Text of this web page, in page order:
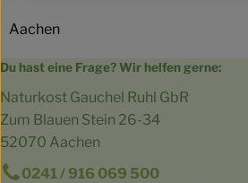
Aachen
Du hast eine Frage? Wir helfen gerne:
Naturkost Gauchel Ruhl GbR
Zum Blauen Stein 26-34
52070 Aachen
0241 / 916 069 500